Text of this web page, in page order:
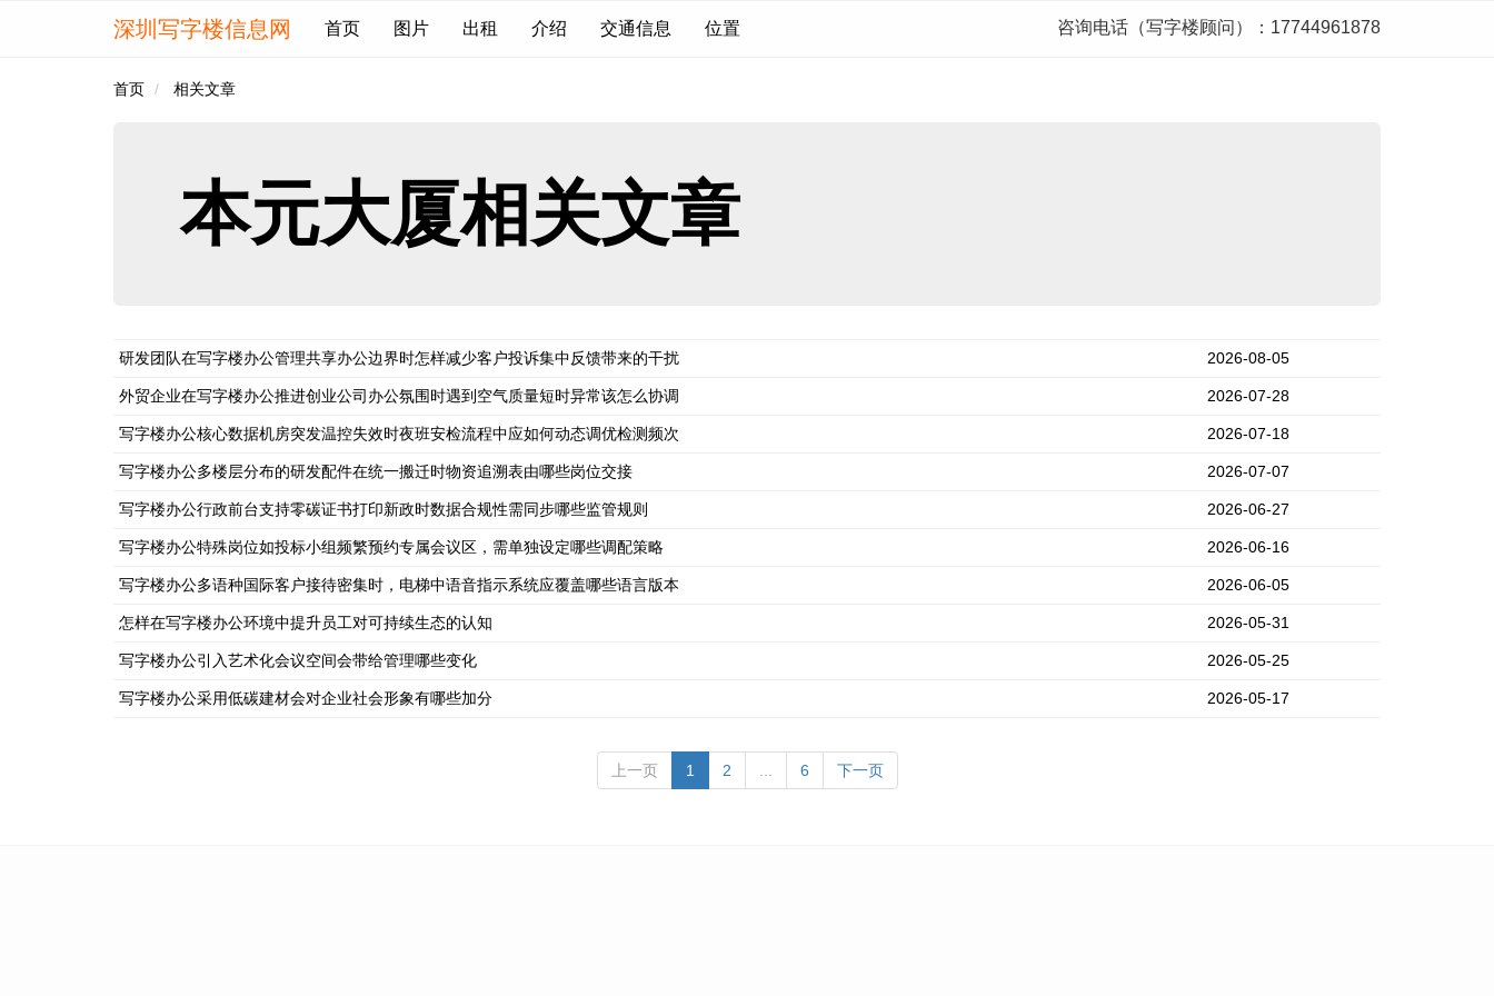
深圳写字楼信息网 首页 图片 出租 介绍 交通信息 位置 咨询电话（写字楼顾问）：17744961878
首页 相关文章
本元大厦相关文章
研发团队在写字楼办公管理共享办公边界时怎样减少客户投诉集中反馈带来的干扰 2026-08-05
外贸企业在写字楼办公推进创业公司办公氛围时遇到空气质量短时异常该怎么协调 2026-07-28
写字楼办公核心数据机房突发温控失效时夜班安检流程中应如何动态调优检测频次 2026-07-18
写字楼办公多楼层分布的研发配件在统一搬迁时物资追溯表由哪些岗位交接 2026-07-07
写字楼办公行政前台支持零碳证书打印新政时数据合规性需同步哪些监管规则 2026-06-27
写字楼办公特殊岗位如投标小组频繁预约专属会议区，需单独设定哪些调配策略 2026-06-16
写字楼办公多语种国际客户接待密集时，电梯中语音指示系统应覆盖哪些语言版本 2026-06-05
怎样在写字楼办公环境中提升员工对可持续生态的认知 2026-05-31
写字楼办公引入艺术化会议空间会带给管理哪些变化 2026-05-25
写字楼办公采用低碳建材会对企业社会形象有哪些加分 2026-05-17
上一页 1 2 6 下一页